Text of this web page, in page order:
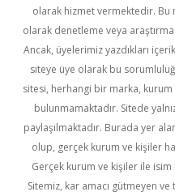
olarak hizmet vermektedir.
olarak denetleme veya
Ancak, üyelerimiz yazdıkları
siteye üye olarak bu
sitesi, herhangi bir marka, kurum
bulunmamaktadır. Sitede
paylaşılmaktadır. Burada yer
olup, gerçek kurum ve kişiler
Gerçek kurum ve kişiler ile
Sitemiz, kar amacı gütmeyen